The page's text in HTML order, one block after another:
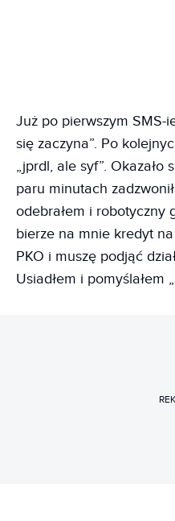
Już po pierwszym SMS-
się zaczyna”. Po
„jprdl, ale syf”. Okazało
paru minutach
odebrałem i robotyczny
bierze na mnie kredyt
PKO i muszę podjąć
Usiadłem i pomyślałem